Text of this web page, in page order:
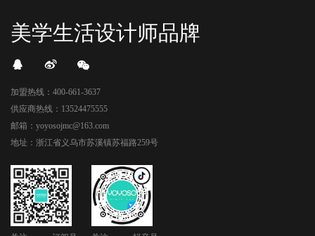
美学生活设计师品牌
加盟热线：400-661-3637
供应商热线：13524475555
邮箱：yoyosojmc@163.com
地址：浙江省义乌市苏溪镇苏福路259号